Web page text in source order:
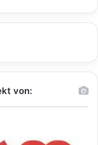
von: